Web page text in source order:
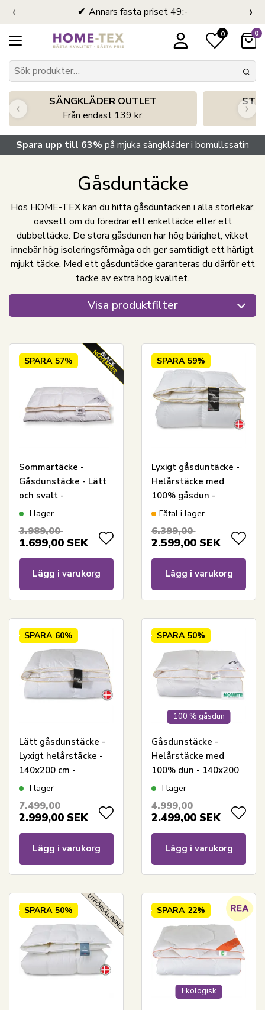
Annars fasta priset 49:-
‹ ›
0 0
SÄNGKLÄDER OUTLET
Från endast 139 kr.
‹ ›
Spara upp till 63% på mjuka sängkläder i bomullssatin
Gåsduntäcke
Hos HOME-TEX kan du hitta gåsduntäcken i alla storlekar,
oavsett om du föredrar ett enkeltäcke eller ett
dubbeltäcke. De stora gåsdunen har hög bärighet, vilket
innebär hög isoleringsförmåga och ger samtidigt ett härligt
mjukt täcke. Med ett gåsduntäcke garanteras du därför ett
täcke av extra hög kvalitet.
Visa produktfilter
SPARA 57%
Sommartäcke -
Gåsdunstäcke - Lätt
och svalt -
Allergivänligt -
Living
I lager
3.989,00
1.699,00 SEK
Lägg i varukorg
SPARA 59%
Lyxigt gåsduntäcke -
Helårstäcke med
100% gåsdun -
140x200 cm - Borg
Fåtal i lager
6.399,00
2.599,00 SEK
Lägg i varukorg
SPARA 60%
Lätt gåsdunstäcke -
Lyxigt helårstäcke -
140x200 cm -
Premium By Borg -
I lager
7.499,00
2.999,00 SEK
Lägg i varukorg
100 % gåsdun
SPARA 50%
Gåsdunstäcke -
Helårstäcke med
100% dun - 140x200
cm - Borg Living
I lager
4.999,00
2.499,00 SEK
Lägg i varukorg
SPARA 50%
Ekologisk
SPARA 22%